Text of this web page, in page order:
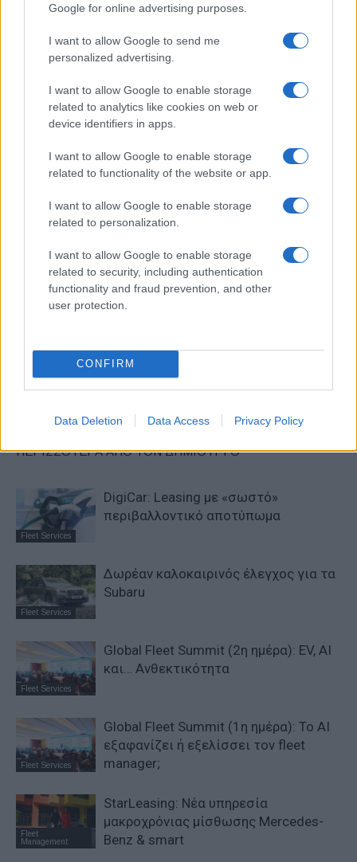
Google for online advertising purposes.
I want to allow Google to send me
personalized advertising.
I want to allow Google to enable storage
related to analytics like cookies on web or
device identifiers in apps.
I want to allow Google to enable storage
related to functionality of the website or app.
I want to allow Google to enable storage
related to personalization.
I want to allow Google to enable storage
related to security, including authentication
functionality and fraud prevention, and other
user protection.
CONFIRM
Data Deletion Data Access Privacy Policy
Alpha Bank: Για πρώτη φορά το Αρχαίο Θέατρο Επιδαύρου
άνοιξε τις πύλες του σε όλους
ΕΤΙΚΕΤΕΣ REVOIL Ελλάδα Καύσιμα
Προηγούμενο άρθρο
Βραβείο καινοτομίας στην
σχεδίαση
ΠΑΡΟΜΟΙΑ ΑΡΘΡΑ
ΠΕΡΙΣΣΟΤΕΡΑ ΑΠΟ ΤΟΝ ΔΗΜΙΟΥΡΓΟ
Fleet Services
DigiCar: Leasing με «σωστό»
περιβαλλοντικό αποτύπωμα
Fleet Services
Δωρέαν καλοκαιρινός έλεγχος για τα
Subaru
Fleet Services
Global Fleet Summit (2η ημέρα): EV, AI
και… Ανθεκτικότητα
Fleet Services
Global Fleet Summit (1η ημέρα): Το ΑΙ
εξαφανίζει ή εξελίσσει τον fleet
manager;
Fleet
Management
StarLeasing: Νέα υπηρεσία
μακροχρόνιας μίσθωσης Mercedes-
Benz & smart